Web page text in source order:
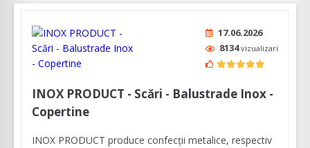
17.06.2026
8134vizualizari
INOX PRODUCT - Scări - Balustrade Inox -
Copertine
INOX PRODUCT produce confecții metalice, respectiv